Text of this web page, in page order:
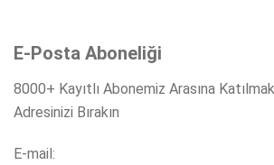
E-Posta Aboneliği
8000+ Kayıtlı Abonemiz Arasına
Adresinizi Bırakın
E-mail: